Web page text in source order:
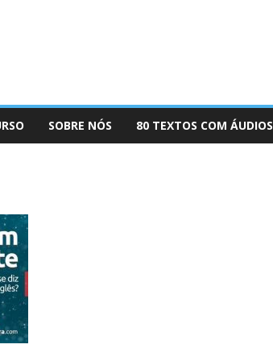
SOBRE NÓS 80 TEXTOS COM ÁUDIOS